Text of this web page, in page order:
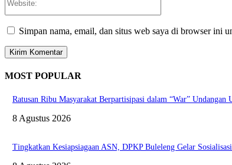
Simpan nama, email, dan situs web saya di browser ini
MOST POPULAR
Ratusan Ribu Masyarakat Berpartisipasi dalam “War”
8 Agustus 2026
Tingkatkan Kesiapsiagaan ASN, DPKP Buleleng Gelar